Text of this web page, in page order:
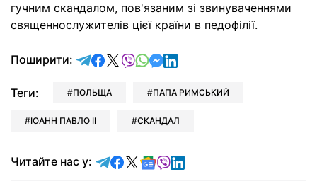
гучним скандалом, пов'язаним зі звинуваченнями
священнослужителів цієї країни в педофілії.
Поширити: відправити у Telegram
поділитись у Facebook
поділитись у X
відправити у Viber
відправити у Whatsapp
відправити у Messenger
відправити у LinkedIn
Теги: ПОЛЬЩА ПАПА РИМСЬКИЙ
ІОАНН ПАВЛО II СКАНДАЛ
Читайте нас у: Читайте у Telegram
Читайте у Facebook
Читайте у X
Читайте у Google news
Читайте у Viber
Читайте у LinkedIn